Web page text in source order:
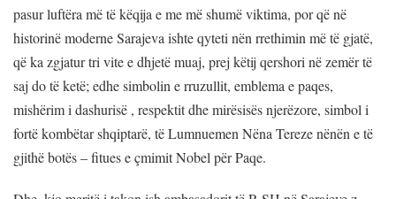
pasur luftëra më të këqija e me më shumë viktima, por që në
historinë moderne Sarajeva ishte qyteti nën rrethimin më të gjatë,
që ka zgjatur tri vite e dhjetë muaj, prej këtij qershori në zemër të
saj do të ketë; edhe simbolin e rruzullit, emblema e paqes,
mishërim i dashurisë , respektit dhe mirësisës njerëzore, simbol i
fortë kombëtar shqiptarë, të Lumnuemen Nëna Tereze nënën e të
gjithë botës – fitues e çmimit Nobel për Paqe.